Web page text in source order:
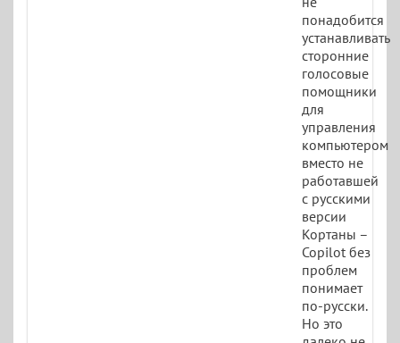
понадобится
устанавливать
сторонние
голосовые
помощники
для
управления
компьютером
вместо не
работавшей
с русскими
версии
Кортаны –
Copilot без
проблем
понимает
по-русски.
Но это